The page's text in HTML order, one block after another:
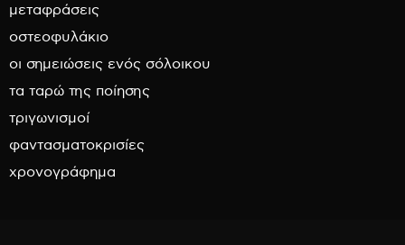
μεταφράσεις
οστεοφυλάκιο
οι σημειώσεις ενός σόλοικου
τα ταρώ της ποίησης
τριγωνισμοί
φαντασματοκρισίες
χρονογράφημα